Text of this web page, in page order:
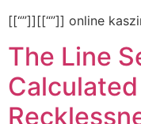
[[“”]][[“”]] online
The Line